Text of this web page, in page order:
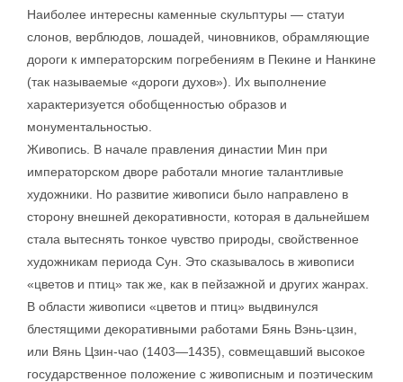
Наиболее интересны каменные скульптуры — статуи
слонов, верблюдов, лошадей, чиновников, обрамляющие
дороги к императорским погребениям в Пекине и Нанкине
(так называемые «дороги духов»). Их выполнение
характеризуется обобщенностью образов и
монументальностью.
Живопись. В начале правления династии Мин при
императорском дворе работали многие талантливые
художники. Но развитие живописи было направлено в
сторону внешней декоративности, которая в дальнейшем
стала вытеснять тонкое чувство природы, свойственное
художникам периода Сун. Это сказывалось в живописи
«цветов и птиц» так же, как в пейзажной и других жанрах.
В области живописи «цветов и птиц» выдвинулся
блестящими декоративными работами Бянь Вэнь-цзин,
или Вянь Цзин-чао (1403—1435), совмещавший высокое
государственное положение с живописным и поэтическим